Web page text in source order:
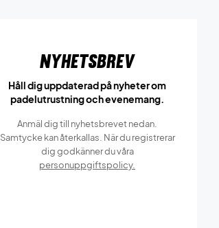
Nyhetsbrev
Håll dig uppdaterad på nyheter om
padelutrustning och evenemang.
Anmäl dig till nyhetsbrevet nedan.
Samtycke kan återkallas. När du registrerar
dig godkänner du våra
personuppgiftspolicy.